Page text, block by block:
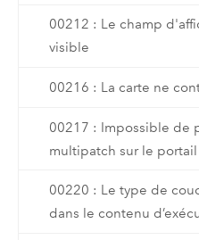
00212 : Le champ
visible
00216 : La carte ne
00217 : Impossible de
multipatch sur le
00220 : Le type de
dans le contenu